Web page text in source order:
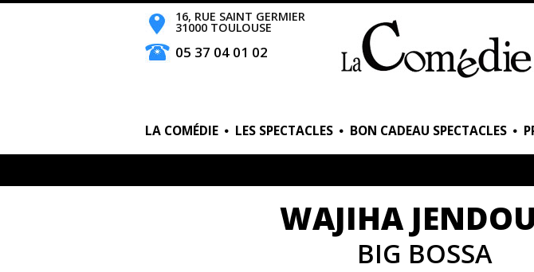
16, RUE SAINT GERMIER
31000 TOULOUSE
05 37 04 01 02
LA COMÉDIE LES SPECTACLES BON CADEAU SPECTACLES
WAJIHA
BIG BOSSA